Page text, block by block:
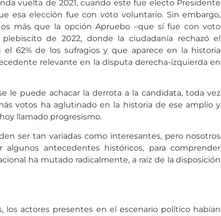
vuelta de 2021, cuando este fue electo Presidente
esa elección fue con voto voluntario. Sin embargo,
más que la opción Apruebo –que sí fue con voto
de 2022, donde la ciudadanía rechazó el
el 62% de los sufragios y que aparece en la historia
relevante en la disputa derecha-izquierda en
le puede achacar la derrota a la candidata, toda vez
votos ha aglutinado en la historia de ese amplio y
llamado progresismo.
ser tan variadas como interesantes, pero nosotros
algunos antecedentes históricos, para comprender
ha mutado radicalmente, a raíz de la disposición
los actores presentes en el escenario político habían